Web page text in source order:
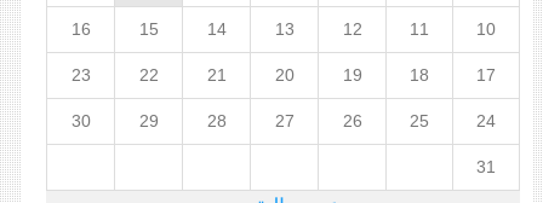
10
11
12
13
14
15
16
17
18
19
20
21
22
23
24
25
26
27
28
29
30
31